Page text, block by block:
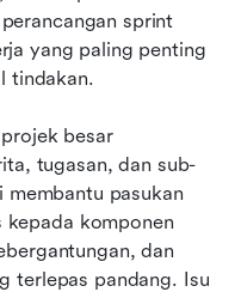
sprint
yang paling penting
tindakan.
besar
tugasan, dan sub-
membantu pasukan
kepada komponen
dan
terlepas pandang. Isu